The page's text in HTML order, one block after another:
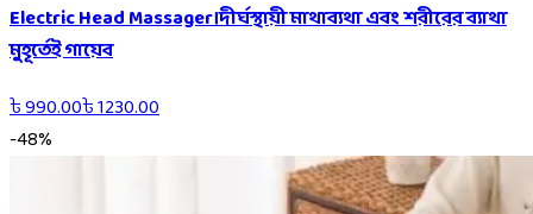
Electric Head Massager।দীর্ঘস্থায়ী মাথাব্যথা এবং শরীরের ব্যাথা
মুহূর্তেই গায়েব
৳990.00৳1230.00
-48%